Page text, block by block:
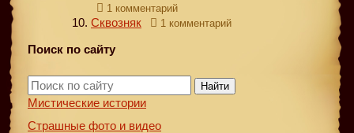
1 комментарий
Сквозняк 1 комментарий
Поиск по сайту
Найти
Мистические истории
Страшные фото и видео